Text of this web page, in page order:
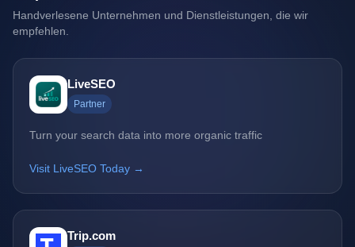
Handverlesene Unternehmen und Dienstleistungen, die wir
empfehlen.
LiveSEO
Partner
Turn your search data into more organic traffic
Visit LiveSEO Today →
Trip.com